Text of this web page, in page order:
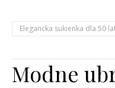
Elegancka sukienka dla 50
Modne